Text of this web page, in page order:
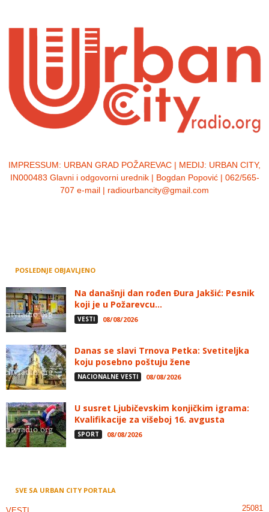
IMPRESSUM: URBAN GRAD POŽAREVAC | MEDIJ: URBAN CITY,
IN000483 Glavni i odgovorni urednik | Bogdan Popović | 062/565-
707 e-mail | radiourbancity@gmail.com
POSLEDNJE OBJAVLJENO
Na današnji dan rođen Đura Jakšić: Pesnik
koji je u Požarevcu...
VESTI 08/08/2026
Danas se slavi Trnova Petka: Svetiteljka
koju posebno poštuju žene
NACIONALNE VESTI 08/08/2026
U susret Ljubičevskim konjičkim igrama:
Kvalifikacije za višeboj 16. avgusta
SPORT 08/08/2026
SVE SA URBAN CITY PORTALA
25081